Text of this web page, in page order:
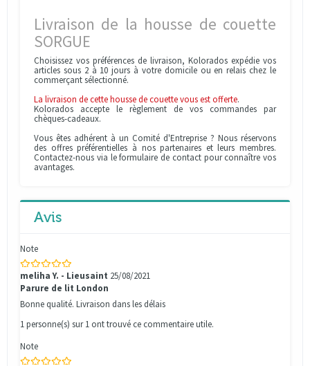
Livraison de la housse de couette
SORGUE
Choisissez vos préférences de livraison, Kolorados expédie vos
articles sous 2 à 10 jours à votre domicile ou en relais chez le
commerçant sélectionné.
La livraison de cette housse de couette vous est offerte.
Kolorados accepte le règlement de vos commandes par
chèques-cadeaux.
Vous êtes adhérent à un Comité d'Entreprise ? Nous réservons
des offres préférentielles à nos partenaires et leurs membres.
Contactez-nous via le formulaire de contact pour connaître vos
avantages.
Avis
Note
meliha Y. - Lieusaint 25/08/2021
Parure de lit London
Bonne qualité. Livraison dans les délais
1 personne(s) sur 1 ont trouvé ce commentaire utile.
Note